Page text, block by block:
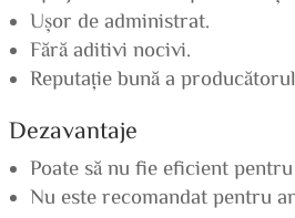
Ușor de administrat.
Fără aditivi nocivi.
Reputație bună a
Dezavantaje
Poate să nu fie eficient
Nu este recomandat pentru